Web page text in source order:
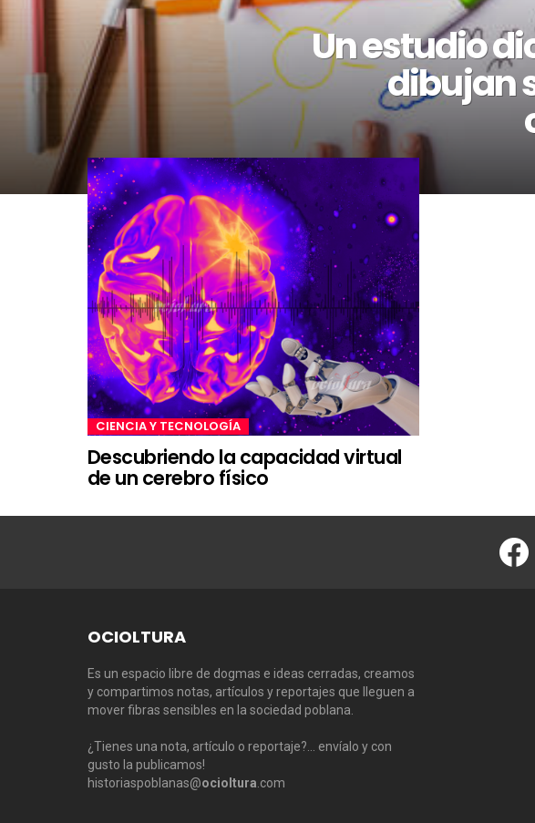
Un estudio
dibujan
CIENCIA Y TECNOLOGÍA
Descubriendo la capacidad virtual
de un cerebro físico
OCIOLTURA
Es un espacio libre de dogmas e ideas cerradas, creamos
y compartimos notas, artículos y reportajes que lleguen a
mover fibras sensibles en la sociedad poblana.
¿Tienes una nota, artículo o reportaje?… envíalo y con
gusto la publicamos!
historiaspoblanas@ocioltura .com